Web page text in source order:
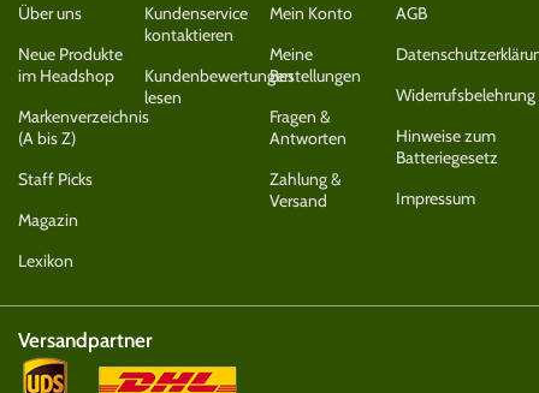
Über uns
Neue Produkte
im Headshop
Markenverzeichnis
(A bis Z)
Staff Picks
Magazin
Lexikon
Kundenservice
kontaktieren
Kundenbewertungen
lesen
Mein Konto
Meine
Bestellungen
Fragen &
Antworten
Zahlung &
Versand
AGB
Widerrufsbelehrung
Hinweise zum
Batteriegesetz
Impressum
Versandpartner